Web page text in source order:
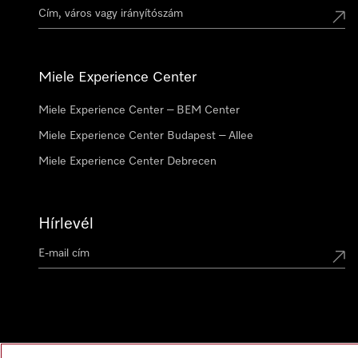
Miele Experience Center
Miele Experience Center – BEM Center
Miele Experience Center Budapest – Allee
Miele Experience Center Debrecen
Hírlevél